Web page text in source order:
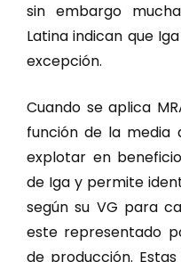
sin embargo
Latina indican que
excepción.
Cuando se aplica
función de la media
explotar en
de Iga y permite
según su VG para
este representado
de producción.